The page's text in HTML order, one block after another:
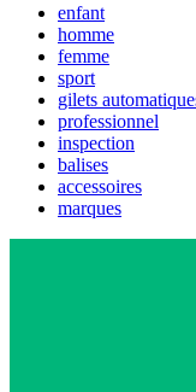
enfant
homme
femme
sport
gilets
professionnel
inspection
balises
accessoires
marques